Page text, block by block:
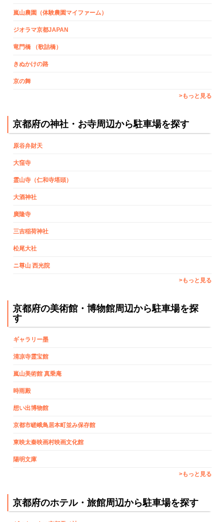
嵐山農園（体験農園マイファーム）
ジオラマ京都JAPAN
竜門橋 （歌詰橋）
きぬかけの路
京の舞
>もっと見る
京都府の神社・お寺周辺から駐車場を探す
原谷弁財天
大窪寺
霊山寺（仁和寺塔頭）
大酒神社
廣隆寺
三吉稲荷神社
松尾大社
ニ尊山 西光院
>もっと見る
京都府の美術館・博物館周辺から駐車場を探
す
ギャラリー墨
清凉寺霊宝館
嵐山美術館 真乗庵
時雨殿
想い出博物館
京都市嵯峨鳥居本町並み保存館
東映太秦映画村映画文化館
陽明文庫
>もっと見る
京都府のホテル・旅館周辺から駐車場を探す